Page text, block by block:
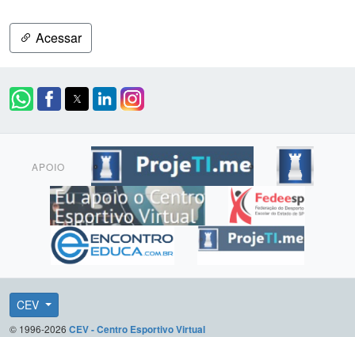
Acessar
APOIO
CEV
© 1996-2026 CEV - Centro Esportivo Virtual